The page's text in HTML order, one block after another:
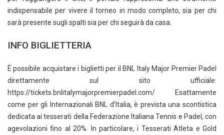
indispensabile per vivere il torneo in modo completo, sia per chi
sarà presente sugli spalti sia per chi seguirà da casa.
INFO BIGLIETTERIA
È possibile acquistare i biglietti per il BNL Italy Major Premier Padel
direttamente sul sito ufficiale:
https://tickets.bnlitalymajorpremierpadel.com/ Esattamente
come per gli Internazionali BNL d’Italia, è prevista una scontistica
dedicata ai tesserati della Federazione Italiana Tennis e Padel, con
agevolazioni fino al 20%. In particolare, i Tesserati Atleta e Gold